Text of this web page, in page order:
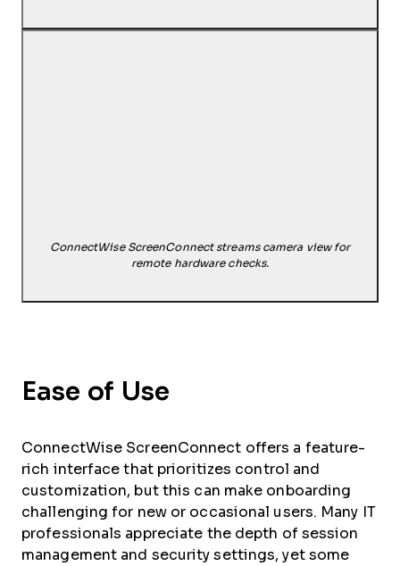
ConnectWise ScreenConnect streams camera view for
remote hardware checks.
Ease of Use
ConnectWise ScreenConnect offers a feature-
rich interface that prioritizes control and
customization, but this can make onboarding
challenging for new or occasional users. Many IT
professionals appreciate the depth of session
management and security settings, yet some